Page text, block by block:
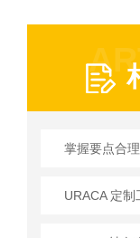
掌握要点合
URACA 定